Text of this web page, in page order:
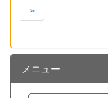
»
メニュー